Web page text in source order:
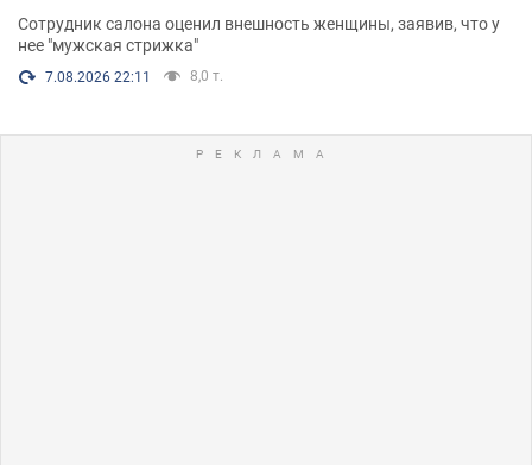
Сотрудник салона оценил внешность женщины, заявив, что у
нее "мужская стрижка"
7.08.2026 22:11 8,0 т.